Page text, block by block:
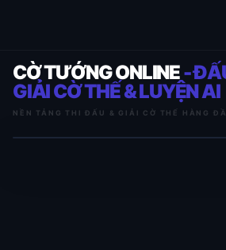
CỜ TƯỚNG ONLINE-
GIẢI CỜ THẾ & LUYỆN AI
NỀN TẢNG THI ĐẤU & GIẢI CỜ THẾ HÀNG